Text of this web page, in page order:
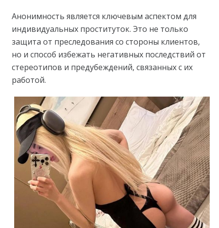
Анонимность является ключевым аспектом для
индивидуальных проституток. Это не только
защита от преследования со стороны клиентов,
но и способ избежать негативных последствий от
стереотипов и предубеждений, связанных с их
работой.